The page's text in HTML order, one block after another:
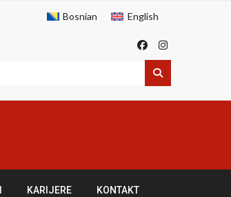
Bosnian English
KARIJERE KONTAKT